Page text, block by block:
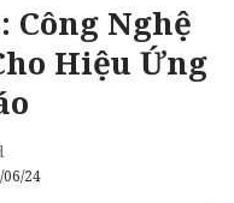
Nghệ
Hiệu Ứng
24